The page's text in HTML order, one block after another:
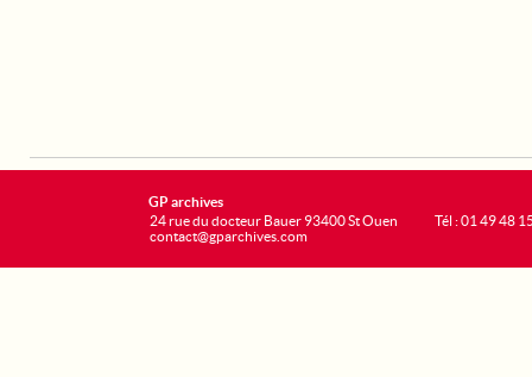
GP archives
24 rue du docteur Bauer 93400 St Ouen
contact@gparchives.com
Tél : 01 49 48